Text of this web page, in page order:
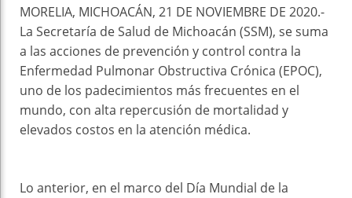
MORELIA, MICHOACÁN, 21 DE NOVIEMBRE DE 2020.-
La Secretaría de Salud de Michoacán (SSM), se suma
a las acciones de prevención y control contra la
Enfermedad Pulmonar Obstructiva Crónica (EPOC),
uno de los padecimientos más frecuentes en el
mundo, con alta repercusión de mortalidad y
elevados costos en la atención médica.
Lo anterior, en el marco del Día Mundial de la